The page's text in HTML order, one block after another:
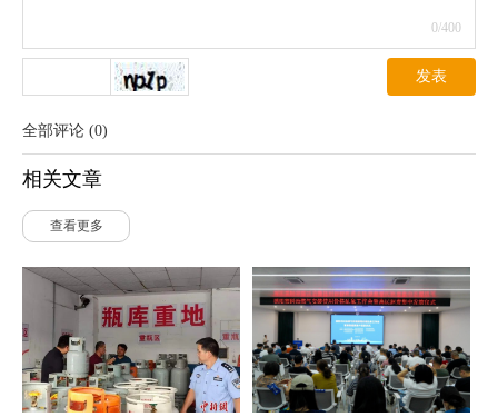
0/400
发表
全部评论 (0)
相关文章
查看更多